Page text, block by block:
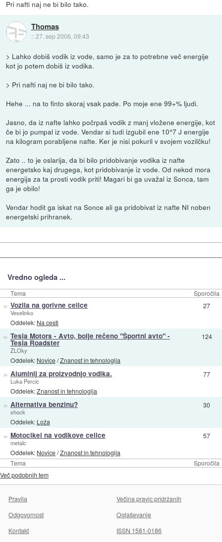
Pri nafti naj ne bi bilo tako.
Thomas
::27. sep 2006, 09:43
> Lahko dobiš vodik iz vode, samo je za to potrebne več energije
kot jo potem dobiš iz vodika.
> Pri nafti naj ne bi bilo tako.
Hehe ... na to finto skoraj vsak pade. Po moje ene 99+% ljudi.
Jasno, da iz nafte lahko počrpaš vodik z manj vložene energije, kot
če bi jo pumpal iz vode. Vendar si tudi izgubil ene 10^7 J energije
na kilogram porabljene nafte. Ker je nisi pokuril v svojem vozilčku!
Zato .. to je oslarija, da bi bilo pridobivanje vodika iz nafte
energetsko kaj drugega, kot pridobivanje iz vode. Od nekod mora
energija za ta prosti vodik priti! Magari bi ga uvažal iz Sonca, tam
ga je obilo!
Vendar hodit ga iskat na Sonce ali ga pridobivat iz nafte NI noben
energetski prihranek.
Vredno ogleda ...
Tema Sporočila
Tema Sporočila
» Vozila na gorivne celice
Veselinko
Oddelek: Na cesti
27
» Tesla Motors - Avto, bolje rečeno "Športni avto" -
Tesla Roadster
ZLOky
Oddelek: Novice/Znanost in tehnologija
124
» Aluminij za proizvodnjo vodika.
Luka Percic
Oddelek:Znanost in tehnologija
77
» Alternativa benzinu?
shock
Oddelek: Loža
30
» Motocikel na vodikove celice
metalc
Oddelek: Novice/Znanost in tehnologija
57
Več podobnih tem
Pravila
Večina pravic pridržanih
Odgovornost
Oglaševanje
Kontakt
ISSN 1581-0186